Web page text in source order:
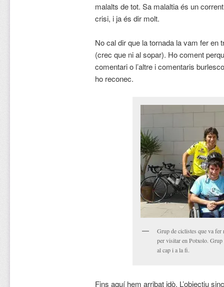
malalts de tot. Sa malaltia és un
crisi, i ja és dir molt.
No cal dir que la tornada la vam fer
(crec que ni al sopar). Ho coment
comentari o l’altre i comentaris
ho reconec.
Grup de ciclistes que va fer
per visitar en Potxolo.
al cap i a la fi.
Fins aquí hem arribat idò. L’objectiu